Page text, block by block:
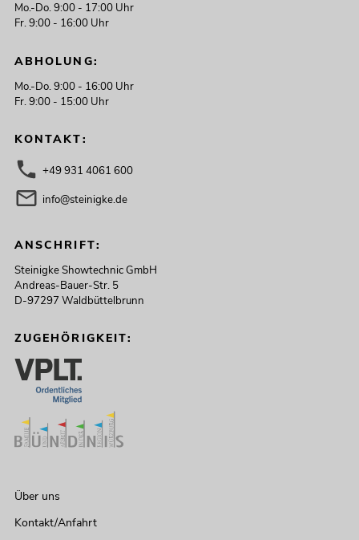
Mo.-Do. 9:00 - 17:00 Uhr
Fr. 9:00 - 16:00 Uhr
ABHOLUNG:
Mo.-Do. 9:00 - 16:00 Uhr
Fr. 9:00 - 15:00 Uhr
KONTAKT:
+49 931 4061 600
info@steinigke.de
ANSCHRIFT:
Steinigke Showtechnic GmbH
Andreas-Bauer-Str. 5
D-97297 Waldbüttelbrunn
ZUGEHÖRIGKEIT:
Über uns
Kontakt/Anfahrt